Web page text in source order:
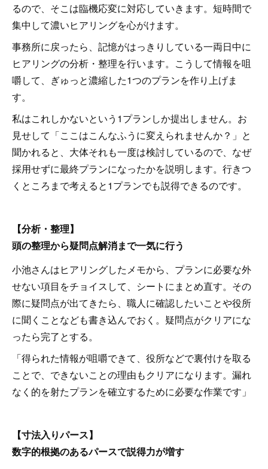
るので、そこは臨機応変に対応していきます。短時間で
集中して濃いヒアリングを心がけます。
事務所に戻ったら、記憶がはっきりしている一両日中に
ヒアリングの分析・整理を行います。こうして情報を咀
嚼して、ぎゅっと濃縮した1つのプランを作り上げま
す。
私はこれしかないという1プランしか提出しません。お
見せして「ここはこんなふうに変えられませんか？」と
聞かれると、大体それも一度は検討しているので、なぜ
採用せずに最終プランになったかを説明します。行きつ
くところまで考えると1プランでも説得できるのです。
【分析・整理】
頭の整理から疑問点解消まで一気に行う
小池さんはヒアリングしたメモから、プランに必要な外
せない項目をチョイスして、シートにまとめ直す。その
際に疑問点が出てきたら、職人に確認したいことや役所
に聞くことなども書き込んでおく。疑問点がクリアにな
ったら完了とする。
「得られた情報が咀嚼できて、役所などで裏付けを取る
ことで、できないことの理由もクリアになります。漏れ
なく的を射たプランを確立するために必要な作業です」
【寸法入りパース】
数字的根拠のあるパースで説得力が増す